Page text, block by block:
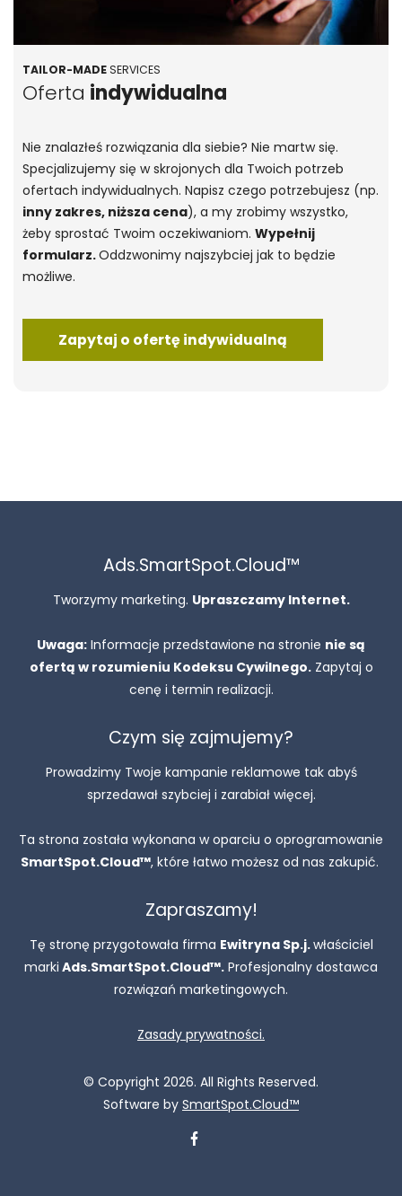
TAILOR-MADESERVICES
Oferta indywidualna
Nie znalazłeś rozwiązania dla siebie? Nie martw się.
Specjalizujemy się w skrojonych dla Twoich potrzeb
ofertach indywidualnych. Napisz czego potrzebujesz (np.
inny zakres, niższa cena), a my zrobimy wszystko,
żeby sprostać Twoim oczekiwaniom. Wypełnij
formularz.Oddzwonimy najszybciej jak to będzie
możliwe.
Zapytaj o ofertę indywidualną
Ads.SmartSpot.Cloud™
Tworzymy marketing. Upraszczamy Internet.
Uwaga: Informacje przedstawione na stronie nie są
ofertą w rozumieniu Kodeksu Cywilnego.Zapytaj o
cenę i termin realizacji.
Czym się zajmujemy?
Prowadzimy Twoje kampanie reklamowe tak abyś
sprzedawał szybciej i zarabiał więcej.
Ta strona została wykonana w oparciu o oprogramowanie
SmartSpot.Cloud™, które łatwo możesz od nas zakupić.
Zapraszamy!
Tę stronę przygotowała firma Ewitryna Sp.j.właściciel
marki Ads.SmartSpot.Cloud™. Profesjonalny dostawca
rozwiązań marketingowych.
Zasady prywatności.
© Copyright 2026. All Rights Reserved.
Software by SmartSpot.Cloud™